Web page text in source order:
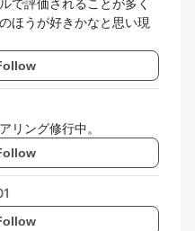
で評価されることが多く
ほうが好きかなと思い現
リング修行中。